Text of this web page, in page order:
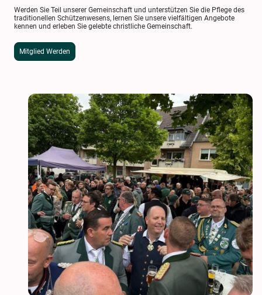
Werden Sie Teil unserer Gemeinschaft und unterstützen Sie die Pflege des
traditionellen Schützenwesens, lernen Sie unsere vielfältigen Angebote
kennen und erleben Sie gelebte christliche Gemeinschaft.
Mitglied Werden